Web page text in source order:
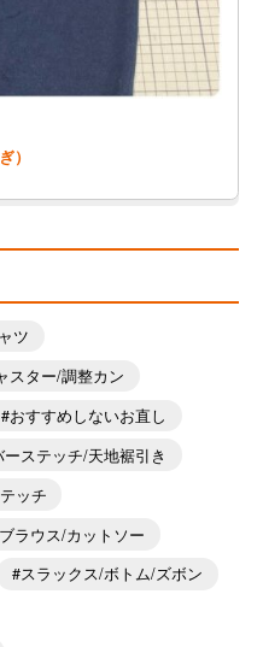
）
ツ
スター/調整カン
おすすめしないお直し
ーステッチ/天地裾引き
ッチ
ラウス/カットソー
スラックス/ボトム/ズボン